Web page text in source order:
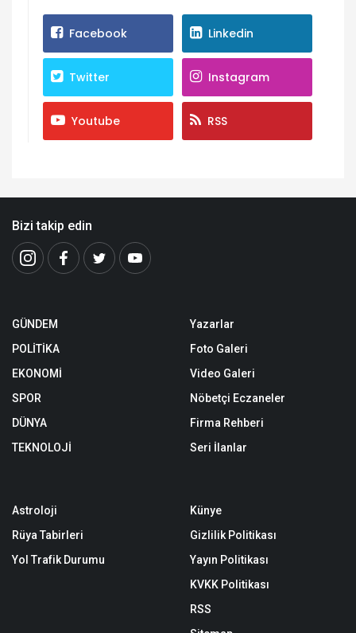
Facebook Linkedin
Twitter Instagram
Youtube RSS
Bizi takip edin
GÜNDEM
POLİTİKA
EKONOMİ
SPOR
DÜNYA
TEKNOLOJİ
Yazarlar
Foto Galeri
Video Galeri
Nöbetçi Eczaneler
Firma Rehberi
Seri İlanlar
Astroloji
Rüya Tabirleri
Yol Trafik Durumu
Künye
Gizlilik Politikası
Yayın Politikası
KVKK Politikası
RSS